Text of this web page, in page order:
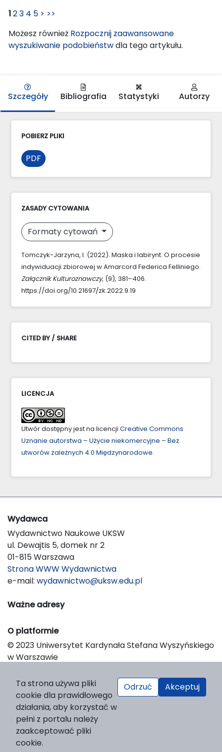
123 4 5 > >>
Możesz również Rozpocznij zaawansowane
wyszukiwanie podobieństwdla tego artykułu.
Szczegóły Bibliografia Statystyki Autorzy
POBIERZ PLIKI
PDF
ZASADY CYTOWANIA
Formaty cytowań
Tomczyk-Jarzyna, I. (2022). Maska i labirynt. O procesie
indywiduacji zbiorowej w Amarcord Federica Felliniego.
Załącznik Kulturoznawczy, (9), 381–406.
https://doi.org/10.21697/zk.2022.9.19
CITED BY / SHARE
LICENCJA
Utwór dostępny jest na licencji Creative Commons
Uznanie autorstwa – Użycie niekomercyjne – Bez
utworów zależnych 4.0 Międzynarodowe.
Wydawca
Wydawnictwo Naukowe UKSW
ul. Dewajtis 5, domek nr 2
01-815 Warszawa
Strona WWW Wydawnictwa
e-mail: wydawnictwo@uksw.edu.pl
Ważne adresy
O platformie
© 2023 Uniwersytet Kardynała Stefana Wyszyńskiego
w Warszawie
Platform & Workflow by OJS/PKP
Ta strona używa pliki
cookie dla prawidłowego
działania, aby korzystać w
pełni z portalu należy
zaakceptować pliki
cookie.
Odrzuć Akceptuj